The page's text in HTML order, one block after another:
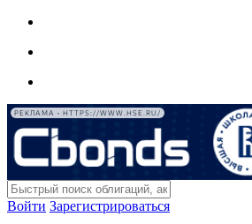
РЕКЛАМА • HTTPS://WWW.HSE.RU/
Войти Зарегистрироваться